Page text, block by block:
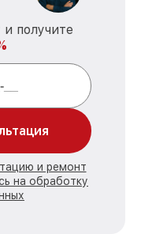
получите
и ремонт
на обработку